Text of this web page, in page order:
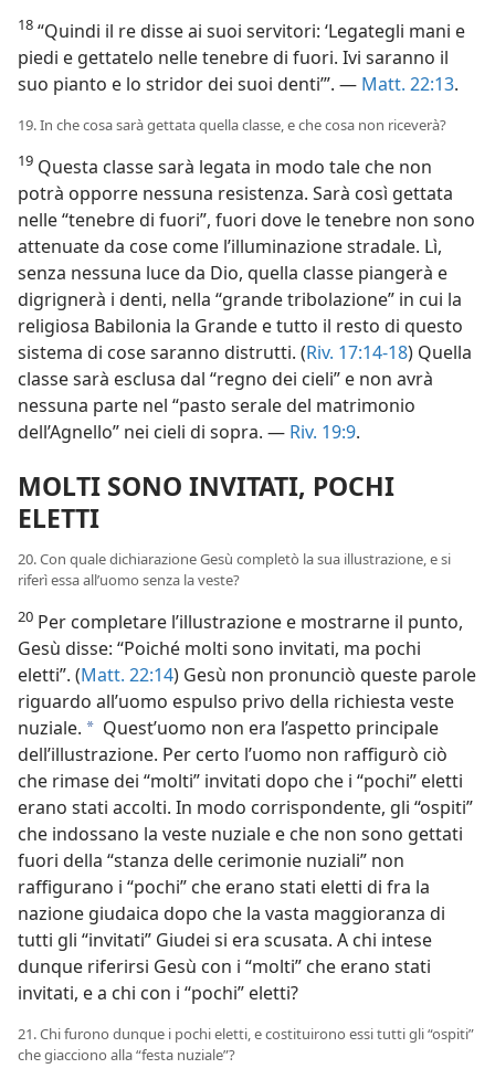
18 “Quindi il re disse ai suoi servitori: ‘Legategli mani e
piedi e gettatelo nelle tenebre di fuori. Ivi saranno il
suo pianto e lo stridor dei suoi denti’”. — Matt. 22:13.
19. In che cosa sarà gettata quella classe, e che cosa non riceverà?
19 Questa classe sarà legata in modo tale che non
potrà opporre nessuna resistenza. Sarà così gettata
nelle “tenebre di fuori”, fuori dove le tenebre non sono
attenuate da cose come l’illuminazione stradale. Lì,
senza nessuna luce da Dio, quella classe piangerà e
digrignerà i denti, nella “grande tribolazione” in cui la
religiosa Babilonia la Grande e tutto il resto di questo
sistema di cose saranno distrutti. (Riv. 17:14-18) Quella
classe sarà esclusa dal “regno dei cieli” e non avrà
nessuna parte nel “pasto serale del matrimonio
dell’Agnello” nei cieli di sopra. — Riv. 19:9.
MOLTI SONO INVITATI, POCHI
ELETTI
20. Con quale dichiarazione Gesù completò la sua illustrazione, e si
riferì essa all’uomo senza la veste?
20 Per completare l’illustrazione e mostrarne il punto,
Gesù disse: “Poiché molti sono invitati, ma pochi
eletti”. (Matt. 22:14) Gesù non pronunciò queste parole
riguardo all’uomo espulso privo della richiesta veste
nuziale. a Quest’uomo non era l’aspetto principale
dell’illustrazione. Per certo l’uomo non raffigurò ciò
che rimase dei “molti” invitati dopo che i “pochi” eletti
erano stati accolti. In modo corrispondente, gli “ospiti”
che indossano la veste nuziale e che non sono gettati
fuori della “stanza delle cerimonie nuziali” non
raffigurano i “pochi” che erano stati eletti di fra la
nazione giudaica dopo che la vasta maggioranza di
tutti gli “invitati” Giudei si era scusata. A chi intese
dunque riferirsi Gesù con i “molti” che erano stati
invitati, e a chi con i “pochi” eletti?
21. Chi furono dunque i pochi eletti, e costituirono essi tutti gli “ospiti”
che giacciono alla “festa nuziale”?